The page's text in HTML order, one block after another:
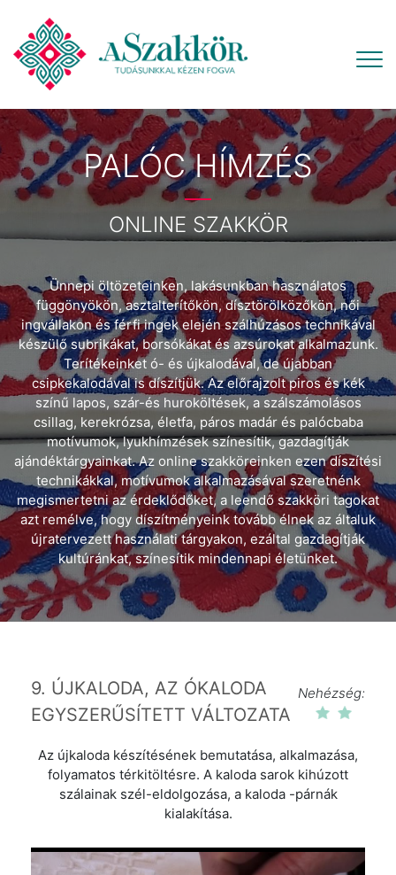
PALÓC HÍMZÉS
ONLINE SZAKKÖR
Ünnepi öltözeteinken, lakásunkban használatos
függönyökön, asztalterítőkön, dísztörölközőkön, női
ingvállakon és férfi ingek elején szálhúzásos technikával
készülő subrikákat, borsókákat és azsúrokat alkalmazunk.
Terítékeinket ó- és újkalodával, de újabban
csipkekalodával is díszítjük. Az előrajzolt piros és kék
színű lapos, szár-és huroköltések, a szálszámolásos
csillag, kerekrózsa, életfa, páros madár és palócbaba
motívumok, lyukhímzések színesítik, gazdagítják
ajándéktárgyainkat. Az online szakköreinken ezen díszítési
technikákkal, motívumok alkalmazásával szeretnénk
megismertetni az érdeklődőket, a leendő szakköri tagokat
azt remélve, hogy díszítményeink tovább élnek az általuk
újratervezett használati tárgyakon, ezáltal gazdagítják
kultúránkat, színesítik mindennapi életünket.
9. ÚJKALODA, AZ ÓKALODA
EGYSZERŰSÍTETT VÁLTOZATA
Nehézség:
Az újkaloda készítésének bemutatása, alkalmazása,
folyamatos térkitöltésre. A kaloda sarok kihúzott
szálainak szél-eldolgozása, a kaloda -párnák
kialakítása.